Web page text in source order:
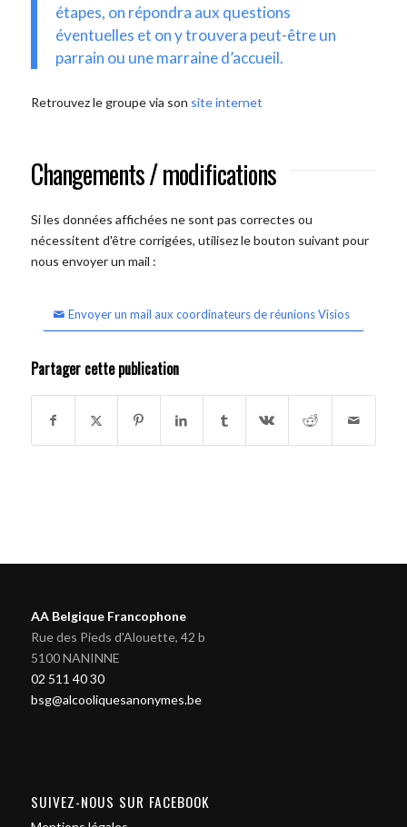
étapes, on répondra aux questions
éventuelles et on y trouvera peut-être un
parrain ou une marraine d’accueil.
Retrouvez le groupe via son site internet
Changements / modifications
Si les données affichées ne sont pas correctes ou
nécessitent d'être corrigées, utilisez le bouton suivant pour
nous envoyer un mail :
Envoyer un mail aux coordinateurs de réunions Visios
Partager cette publication
AA Belgique Francophone
Rue des Pieds d'Alouette, 42 b
5100 NANINNE
02 511 40 30
bsg@alcooliquesanonymes.be
SUIVEZ-NOUS SUR FACEBOOK